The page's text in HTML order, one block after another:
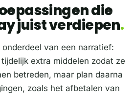
die
juist verdiepen
van een narratief:
extra middelen zodat ze
betreden, maar plan daarna
zoals het afbetalen van